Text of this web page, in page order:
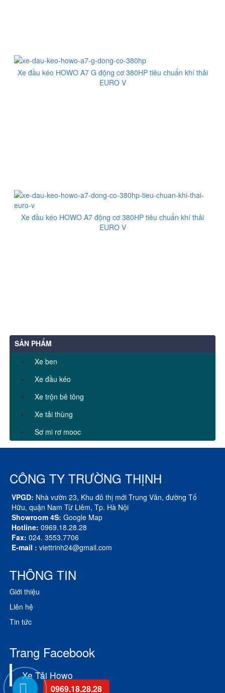
Xe đầu kéo HOWO A7 G động cơ 380HP tiêu chuẩn khí thải
EURO V
Xe đầu kéo HOWO A7 động cơ 380HP tiêu chuẩn khí thải
EURO V
SẢN PHẨM
Xe ben
Xe đầu kéo
Xe trộn bê tông
Xe tải thùng
Sơ mi rơ mooc
CÔNG TY TRƯỜNG THỊNH
VPGD: Nhà vườn 23, Khu đô thị mới Trung Văn, đường Tố
Hữu, quận Nam Từ Liêm, Tp. Hà Nội
Showroom 4S: Google Map
Hotline: 0969.18.28.28
Fax: 024. 3553.7706
E-mail : viettrinh24@gmail.com
THÔNG TIN
Giới thiệu
Liên hệ
Tin tức
Trang Facebook
Xe Tải Howo
0969.18.28.28